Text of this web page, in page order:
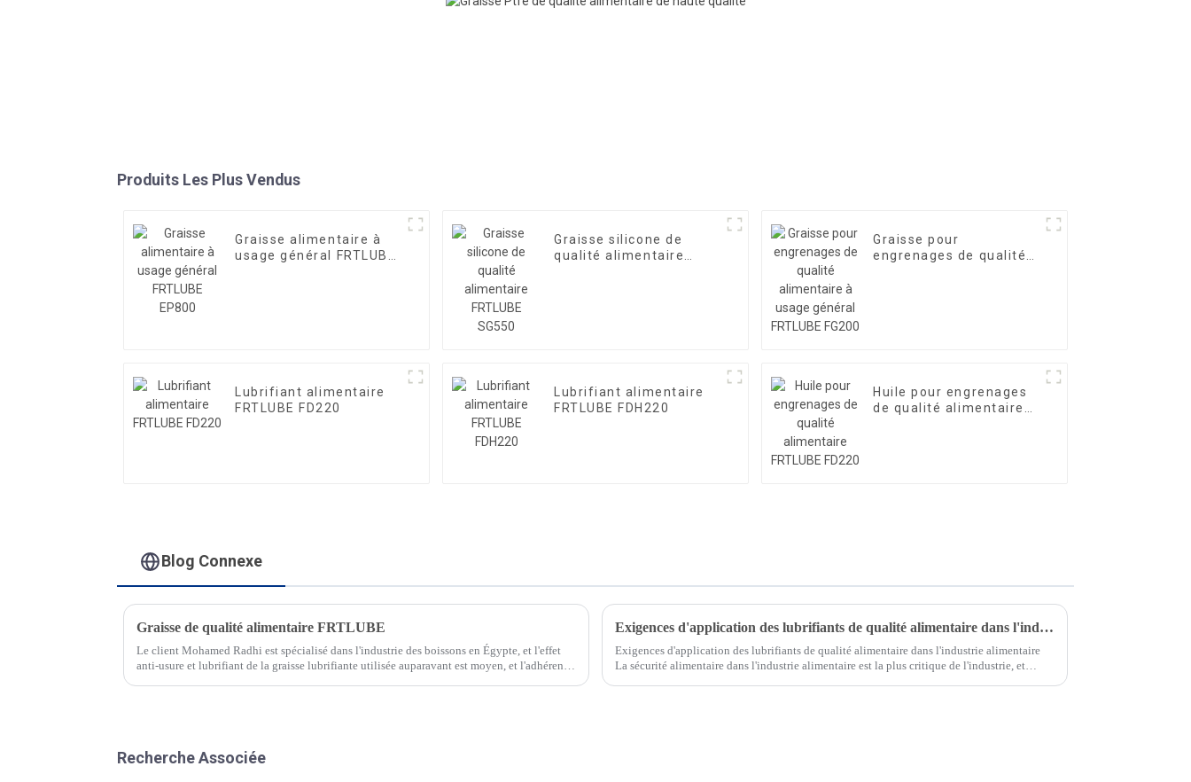
Produits Les Plus Vendus
Graisse alimentaire à
usage général FRTLUBE
Graisse silicone de
qualité alimentaire
Graisse pour
engrenages de qualité
Lubrifiant alimentaire
FRTLUBE FD220
Lubrifiant alimentaire
FRTLUBE FDH220
Huile pour engrenages
de qualité alimentaire
Blog Connexe
Graisse de qualité alimentaire FRTLUBE
Le client Mohamed Radhi est spécialisé dans l'industrie des boissons en Égypte, et l'effet
anti-usure et lubrifiant de la graisse lubrifiante utilisée auparavant est moyen, et l'adhérence
Exigences d'application des lubrifiants de qualité alimentaire dans l'industrie alimentaire
Exigences d'application des lubrifiants de qualité alimentaire dans l'industrie alimentaire
La sécurité alimentaire dans l'industrie alimentaire est la plus critique de l'industrie, et
Recherche Associée